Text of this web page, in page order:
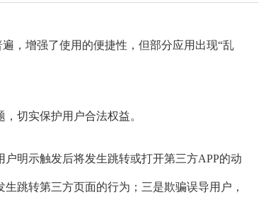
，增强了使用的便捷性，但部分应用出现“乱
切实保护用户合法权益。
明示触发后将发生跳转或打开第三方APP的动
跳转第三方页面的行为；三是欺骗误导用户，